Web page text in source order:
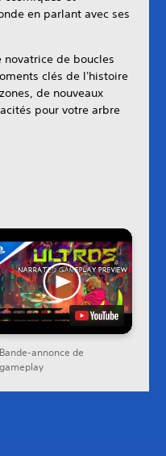
en parlant avec ses
de boucles
clés de l'histoire
de nouveaux
pour votre arbre
Bande-annonce de
gameplay